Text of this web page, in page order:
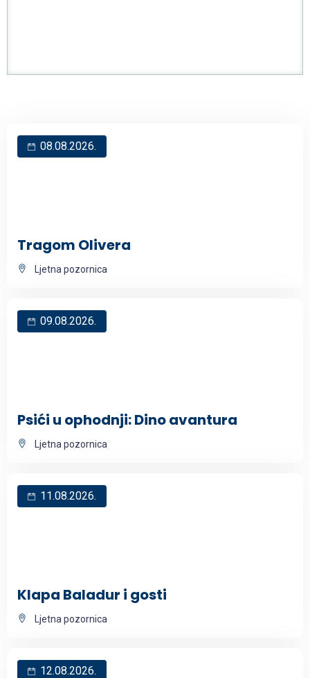
08.08.2026.
Tragom Olivera
Ljetna pozornica
09.08.2026.
Psići u ophodnji: Dino avantura
Ljetna pozornica
11.08.2026.
Klapa Baladur i gosti
Ljetna pozornica
12.08.2026.